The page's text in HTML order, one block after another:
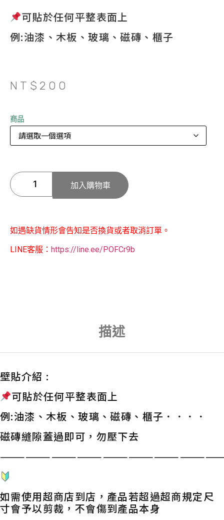
可貼於任何平整表面上
例:油漆、木板、玻璃、磁磚、櫃子
NT$ 200
商品
加入購物車
如遇缺貨情形會告知是否換貨或者取消訂單。
LINE客服： https://line.ee/POFCr9b
描述
壁貼介紹 :
可貼於任何平整表面上
例:油漆、木板、玻璃、磁磚、櫃子．．．．
磁磚縫隙蓋過即可，勿壓下去
如需使用超商店到店，產品若超過超商規定尺
寸會予以剪裁，不會傷到產品本身